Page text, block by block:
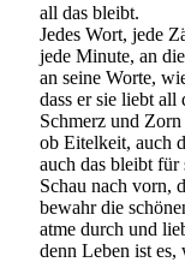
all das bleibt.
Jedes Wort, jede
jede Minute, an
an seine Worte,
dass er sie liebt all
Schmerz und
ob Eitelkeit, auch
auch das bleibt für
Schau nach vorn,
bewahr die
atme durch und
denn Leben ist